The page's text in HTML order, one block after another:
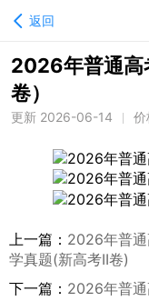
返回
2026年普通高
卷）
更新 2026-06-14 价
上一篇： 2026年普
学真题(新高考II卷)
下一篇： 2026年普通